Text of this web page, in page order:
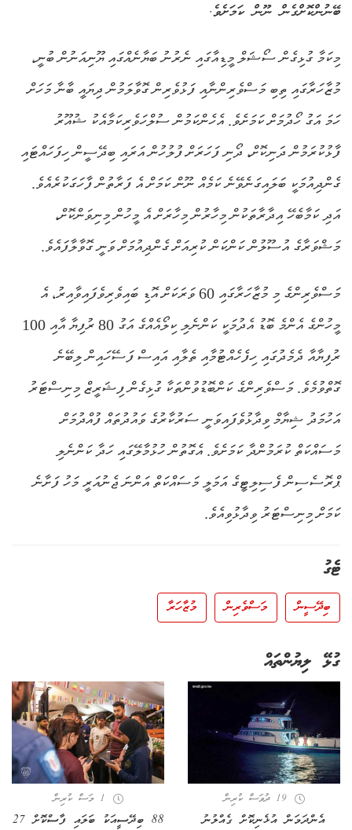
ބޭނުންކޮށްގެން ނޫން ކަމަށެވެ.
މިކަމާ ގުޅިގެން ސޯޝަލް މީޑިއާގައި ނެރުނު ބަޔާނެއްގައި ޔޫނިއަނުން ބުނީ،
މުޒާހަރާގައި ތިބި މަސްވެރިންނާއި ފަޅުވެރިން ގޮވާލަމުން ދިޔައީ ބާނާ މަހަށް
ހަމަ އަގު ހޯދުމަށް ކަމަށެވެ. އެހެންކަމުން ސުލްހަވެރިކަމާއެކު ޝުއޫރު
ފާޅުކުރަމުން ދަނިކޮށް، ދޯނި ފަހަރަށް ފުލުހުން އަރައި ބިދޭސީން ހިފަހައްޓައި
ގެންދިއުމަކީ ބަލައިގަނެވޭނެ ކަމެއް ނޫން ކަމަށް އެ ފަރާތުން ފާހަގަކުރެއެވެ.
އަދި ކަމާބެހޭ އިދާރާތަކުން މިހާރުން މިހާރަށް އެ މީހުން މިނިވަންކޮށް،
މަޝްވަރާގެ އުސޫލުން ކަންކަން ކުރިއަށް ގެންދިއުމަށް ވަނީ ގޮވާލާފައެވެ.
މަސްވެރިންގެ މި މުޒާހަރާގައި 60 ވަރަކަށް އޮޑި ބައިވެރިވެފައިވާއިރު، އެ
މީހުންގެ އެންމެ ބޮޑު އެދުމަކީ ކަންނެލި ކިލޯއެއްގެ އަގު 80 ރުފިޔާ އާއި 100
ރުފިޔާއާ ދެމެދުގައި ހިފެހެއްޓުމާއި ތެލާއި އައިސް ފަސޭހައިން ލިބޭނެ
ގޮތްވުމެވެ. މަސްވެރިންގެ ކަންބޮޑުވުންތަކާ ގުޅިގެން ފިޝަރީޒް މިނިސްޓަރު
އަހުމަދު ޝިޔާމް ވިދާޅުވެފައިވަނީ ސަރުކާރުގެ ވައުދުތައް ފުއްދުމަށް
މަސައްކަތް ކުރަމުންދާ ކަމަށެވެ. އެގޮތުން ހުޅުމާލޭގައި ހަދާ ކަންނެލި
ޕްރޮސެސިން ފެސިލިޓީގެ އަމަލީ މަސައްކަތް އަންނަ ޖެނުއަރީ މަހު ފަށާނެ
ކަމަށް މިނިސްޓަރު ވިދާޅުވިއެވެ.
ޓެގު
ބިދޭސީން މަސްވެރިން މުޒާހަރާ
ގުޅޭ ލިޔުންތައް
19 ދުވަސް ކުރިން
އެންދަމަން އުޅެނިކޮށް ގެއްލުނު
1 މަސް ކުރިން
88 ބިދޭސީއަކު ބަލައި ފާސްކޮށް 27